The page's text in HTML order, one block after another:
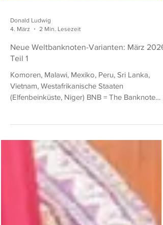
Donald Ludwig
4. März
2 Min. Lesezeit
Neue Weltbanknoten-Varianten: März 2026,
Vietnam, Westafrikanische Staaten
(Elfenbeinküste, Niger) BNB = The Banknote
Standard Catalog of World Paper Money
(eingestellt) Komoren 5000 Francs von 2025
BNB B311a: wie BNB B309 (SCWPM 18), aber
verbesserten Sicherheitsmerkmalen,
insbesondere dem Emblem der Union der